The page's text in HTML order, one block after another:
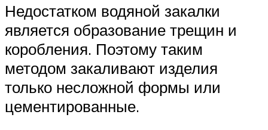
Недостатком водяной закалки
является образование трещин и
коробления. Поэтому таким
методом закаливают изделия
только несложной формы или
цементированные.